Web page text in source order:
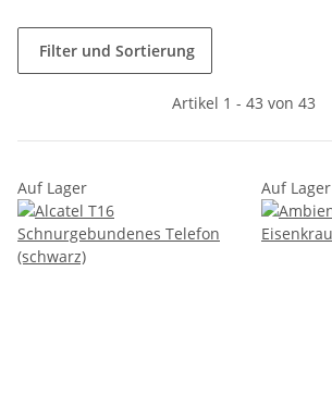
Filter und Sortierung
Artikel 1 - 43 von 43
Auf Lager Auf Lager